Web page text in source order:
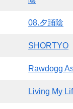
08.夕踊陰
SHORTYO
Rawdogg
Living My